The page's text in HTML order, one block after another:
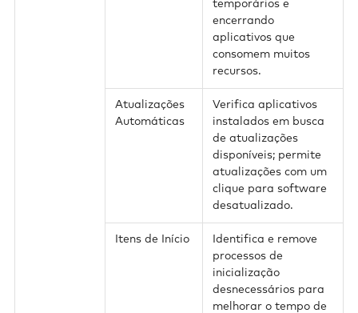
temporários e
encerrando
aplicativos que
consomem muitos
recursos.
Atualizações
Automáticas
Verifica aplicativos
instalados em busca
de atualizações
disponíveis; permite
atualizações com um
clique para software
desatualizado.
Itens de Início
Identifica e remove
processos de
inicialização
desnecessários para
melhorar o tempo de